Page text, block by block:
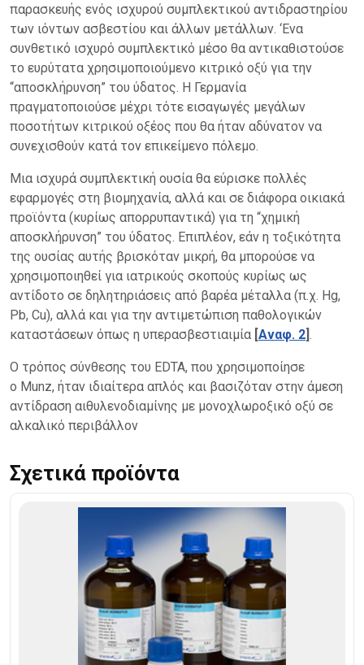
παρασκευής ενός ισχυρού συμπλεκτικού αντιδραστηρίου
των ιόντων ασβεστίου και άλλων μετάλλων. ‘Ενα
συνθετικό ισχυρό συμπλεκτικό μέσο θα αντικαθιστούσε
το ευρύτατα χρησιμοποιούμενο κιτρικό οξύ για την
“αποσκλήρυνση” του ύδατος. Η Γερμανία
πραγματοποιούσε μέχρι τότε εισαγωγές μεγάλων
ποσοτήτων κιτρικού οξέος που θα ήταν αδύνατον να
συνεχισθούν κατά τον επικείμενο πόλεμο.
Μια ισχυρά συμπλεκτική ουσία θα εύρισκε πολλές
εφαρμογές στη βιομηχανία, αλλά και σε διάφορα οικιακά
προϊόντα (κυρίως απορρυπαντικά) για τη “χημική
αποσκλήρυνση” του ύδατος. Επιπλέον, εάν η τοξικότητα
της ουσίας αυτής βρισκόταν μικρή, θα μπορούσε να
χρησιμοποιηθεί για ιατρικούς σκοπούς κυρίως ως
αντίδοτο σε δηλητηριάσεις από βαρέα μέταλλα (π.χ. Hg,
Pb, Cu), αλλά και για την αντιμετώπιση παθολογικών
καταστάσεων όπως η υπερασβεστιαιμία [Αναφ. 2].
Ο τρόπος σύνθεσης του EDTA, που χρησιμοποίησε
ο Munz, ήταν ιδιαίτερα απλός και βασιζόταν στην άμεση
αντίδραση αιθυλενοδιαμίνης με μονοχλωροξικό οξύ σε
αλκαλικό περιβάλλον
Σχετικά προϊόντα